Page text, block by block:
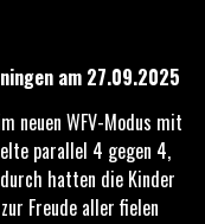
am 27.09.2025
neuen WFV-Modus mit
parallel 4 gegen 4,
hatten die Kinder
Freude aller fielen